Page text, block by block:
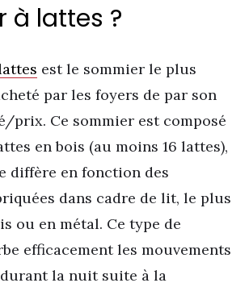
à lattes ?
est le sommier le plus
par les foyers de par son
prix. Ce sommier est composé
en bois (au moins 16 lattes),
diffère en fonction des
dans cadre de lit, le plus
ou en métal. Ce type de
efficacement les mouvements
la nuit suite à la